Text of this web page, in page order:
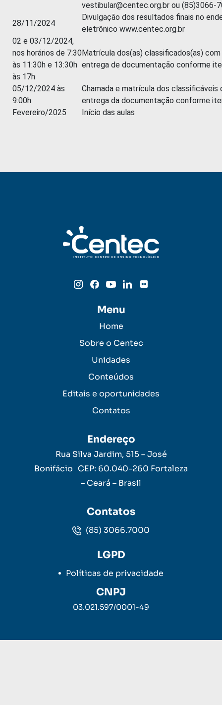
vestibular@centec.org.br ou (85)3066-
28/11/2024
Divulgação dos resultados finais no
eletrônico www.centec.org.br
02 e 03/12/2024,
nos horários de 7:30
às 11:30h e 13:30h
às 17h
Matrícula dos(as) classificados(as) com
entrega de documentação conforme
05/12/2024 às
9:00h
Chamada e matrícula dos classificáveis
entrega da documentação conforme
Fevereiro/2025
Início das aulas
Menu
Home
Sobre o Centec
Unidades
Conteúdos
Editais e oportunidades
Contatos
Endereço
Rua Silva Jardim, 515 – José
Bonifácio CEP: 60.040-260 Fortaleza
– Ceará – Brasil
Contatos
(85) 3066.7000
LGPD
Políticas de privacidade
CNPJ
03.021.597/0001-49